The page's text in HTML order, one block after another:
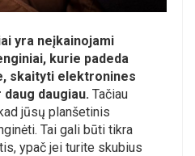
yra neįkainojami
kurie padeda
skaityti elektronines
daugiau. Tačiau
jūsų planšetinis
Tai gali būti tikra
ypač jei turite skubius